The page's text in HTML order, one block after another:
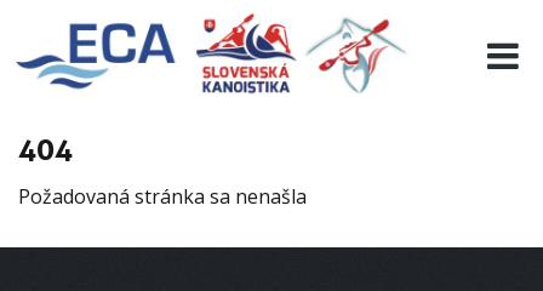
404
Požadovaná stránka sa nenašla
EURO 19
INFO
RESULTS